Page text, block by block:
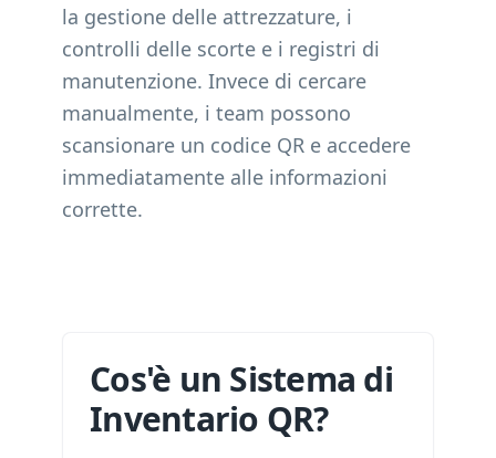
la gestione delle attrezzature, i
controlli delle scorte e i registri di
manutenzione. Invece di cercare
manualmente, i team possono
scansionare un codice QR e accedere
immediatamente alle informazioni
corrette.
Cos'è un Sistema di
Inventario QR?